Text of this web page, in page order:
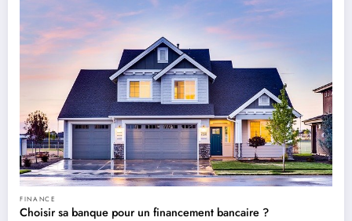
FINANCE
Choisir sa banque pour un financement bancaire ?